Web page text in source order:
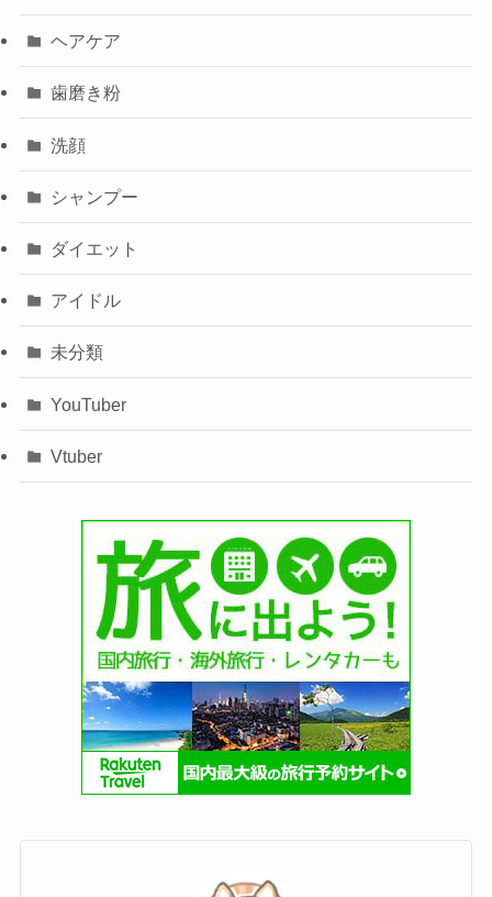
ヘアケア
歯磨き粉
洗顔
シャンプー
ダイエット
アイドル
未分類
YouTuber
Vtuber